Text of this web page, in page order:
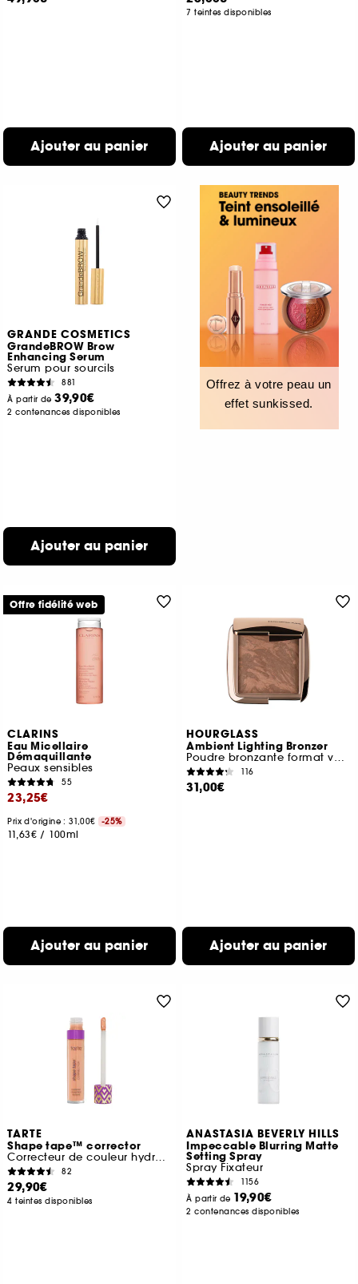
Ajouter au panier
7 teintes disponibles
Ajouter au panier
GRANDE COSMETICS
GrandeBROW Brow
Enhancing Serum
Serum pour sourcils
881
À partir de39,90€
2 contenances disponibles
Ajouter au panier
Offrez à votre peau un
effet sunkissed.
CLARINS
Eau Micellaire
Démaquillante
Peaux sensibles
55
23,25€
Prix d'origine : 31,00€ -25%
11,63€ / 100ml
Ajouter au panier
Offre fidélité web
HOURGLASS
Ambient Lighting Bronzer
Poudre bronzante format voyage
116
31,00€
Ajouter au panier
TARTE
Shape tape™ corrector
Correcteur de couleur hydratant haute couvrance
82
29,90€
4 teintes disponibles
ANASTASIA BEVERLY HILLS
Impeccable Blurring Matte
Setting Spray
Spray Fixateur
1156
À partir de 19,90€
2 contenances disponibles